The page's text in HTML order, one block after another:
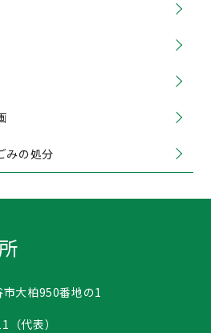
みの処分
大柏950番地の1
代表）